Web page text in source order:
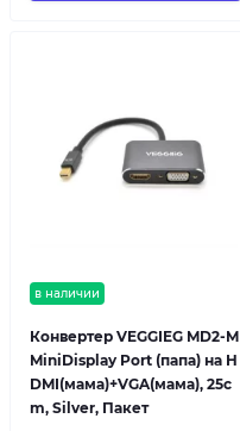
в наличии
Конвертер VEGGIEG MD2-M
MiniDisplay Port (папа) на H
DMI(мама)+VGA(мама), 25c
m, Silver, Пакет